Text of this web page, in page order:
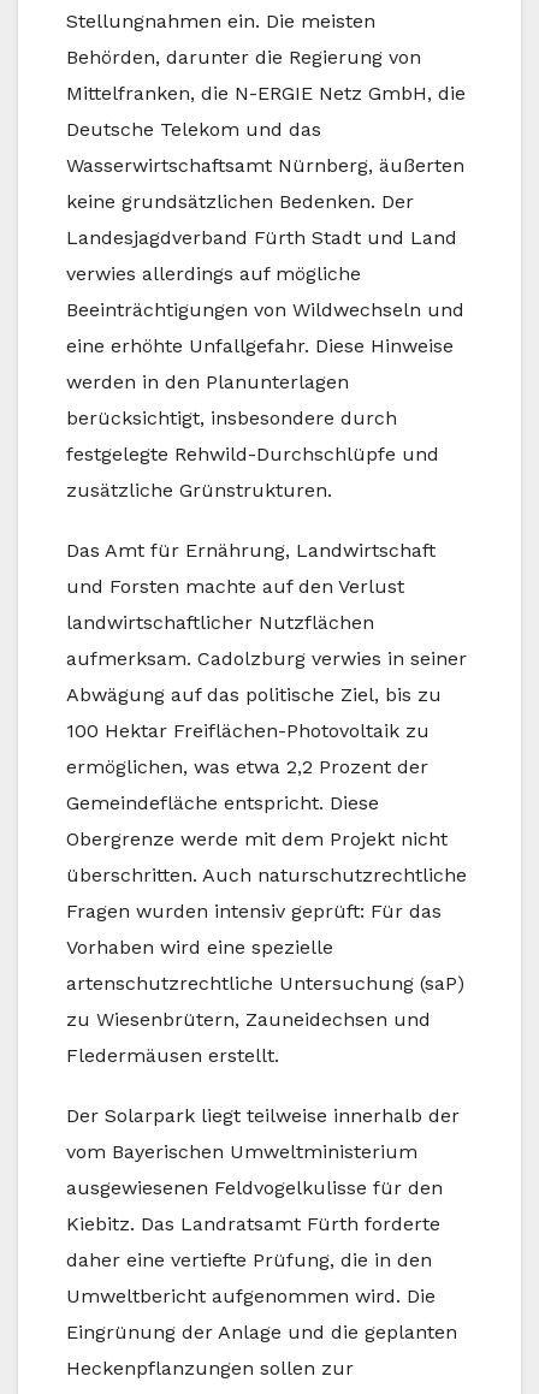
Stellungnahmen ein. Die meisten
Behörden, darunter die Regierung von
Mittelfranken, die N-ERGIE Netz GmbH, die
Deutsche Telekom und das
Wasserwirtschaftsamt Nürnberg, äußerten
keine grundsätzlichen Bedenken. Der
Landesjagdverband Fürth Stadt und Land
verwies allerdings auf mögliche
Beeinträchtigungen von Wildwechseln und
eine erhöhte Unfallgefahr. Diese Hinweise
werden in den Planunterlagen
berücksichtigt, insbesondere durch
festgelegte Rehwild-Durchschlüpfe und
zusätzliche Grünstrukturen.
Das Amt für Ernährung, Landwirtschaft
und Forsten machte auf den Verlust
landwirtschaftlicher Nutzflächen
aufmerksam. Cadolzburg verwies in seiner
Abwägung auf das politische Ziel, bis zu
100 Hektar Freiflächen-Photovoltaik zu
ermöglichen, was etwa 2,2 Prozent der
Gemeindefläche entspricht. Diese
Obergrenze werde mit dem Projekt nicht
überschritten. Auch naturschutzrechtliche
Fragen wurden intensiv geprüft: Für das
Vorhaben wird eine spezielle
artenschutzrechtliche Untersuchung (saP)
zu Wiesenbrütern, Zauneidechsen und
Fledermäusen erstellt.
Der Solarpark liegt teilweise innerhalb der
vom Bayerischen Umweltministerium
ausgewiesenen Feldvogelkulisse für den
Kiebitz. Das Landratsamt Fürth forderte
daher eine vertiefte Prüfung, die in den
Umweltbericht aufgenommen wird. Die
Eingrünung der Anlage und die geplanten
Heckenpflanzungen sollen zur